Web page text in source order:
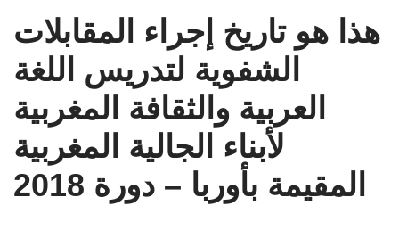
هذا هو تاريخ إجراء المقابلات
الشفوية لتدريس اللغة
العربية والثقافة المغربية
لأبناء الجالية المغربية
المقيمة بأوربا – دورة 2018